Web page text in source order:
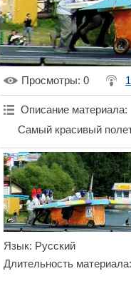
Просмотры: 0
Описание материала:
Самый красивый
Язык: Русский
Длительность материала